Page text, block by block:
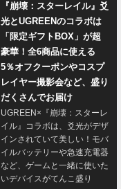
『崩壊：スターレイル』爻
光とUGREENのコラボは
「限定ギフトBOX」が超
豪華！全6商品に使える
5％オフクーポンやコスプ
レイヤー撮影会など、盛り
だくさんでお届け
UGREEN×『崩壊：スターレ
イル』コラボは、爻光がデザ
インされていて美しい！モバ
イルバッテリーや急速充電器
など、ゲームと一緒に使いた
いデバイスがてんこ盛り